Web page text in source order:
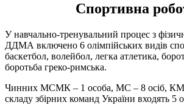
Спортивна
У навчально-тренувальний процес з
ДДМА включено 6 олімпійських видів
баскетбол, волейбол, легка атлетика,
боротьба греко-римська.
Чинних МСМК – 1 особа, МС – 8 осіб,
складу збірних команд України входять 5